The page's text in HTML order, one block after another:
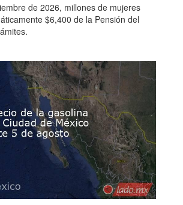
de 2026, millones de mujeres
$6,400 de la Pensión del